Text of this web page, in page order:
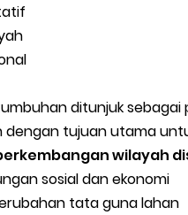
ditunjuk
dengan tujuan utama
wilayah
sosial dan ekonomi
tata guna lahan